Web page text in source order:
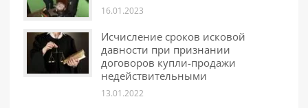
16.01.2023
Исчисление сроков исковой
давности при признании
договоров купли-продажи
недействительными
13.01.2022